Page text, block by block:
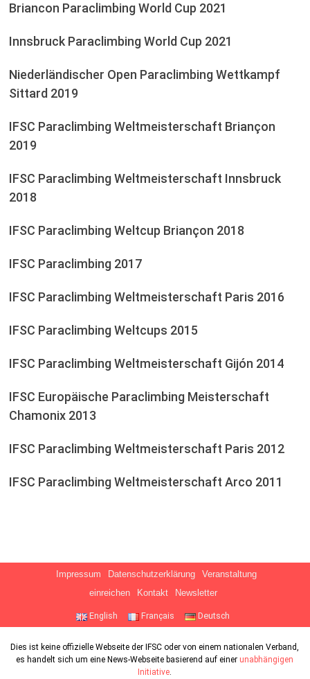
Briancon Paraclimbing World Cup 2021
Innsbruck Paraclimbing World Cup 2021
Niederländischer Open Paraclimbing Wettkampf
Sittard 2019
IFSC Paraclimbing Weltmeisterschaft Briançon
2019
IFSC Paraclimbing Weltmeisterschaft Innsbruck
2018
IFSC Paraclimbing Weltcup Briançon 2018
IFSC Paraclimbing 2017
IFSC Paraclimbing Weltmeisterschaft Paris 2016
IFSC Paraclimbing Weltcups 2015
IFSC Paraclimbing Weltmeisterschaft Gijón 2014
IFSC Europäische Paraclimbing Meisterschaft
Chamonix 2013
IFSC Paraclimbing Weltmeisterschaft Paris 2012
IFSC Paraclimbing Weltmeisterschaft Arco 2011
Impressum Datenschutzerklärung
Veranstaltung
einreichen
Kontakt Newsletter
English Français Deutsch
Dies ist keine offizielle Webseite der IFSC oder von einem nationalen Verband,
es handelt sich um eine News-Webseite basierend auf einer unabhängigen
Initiative.